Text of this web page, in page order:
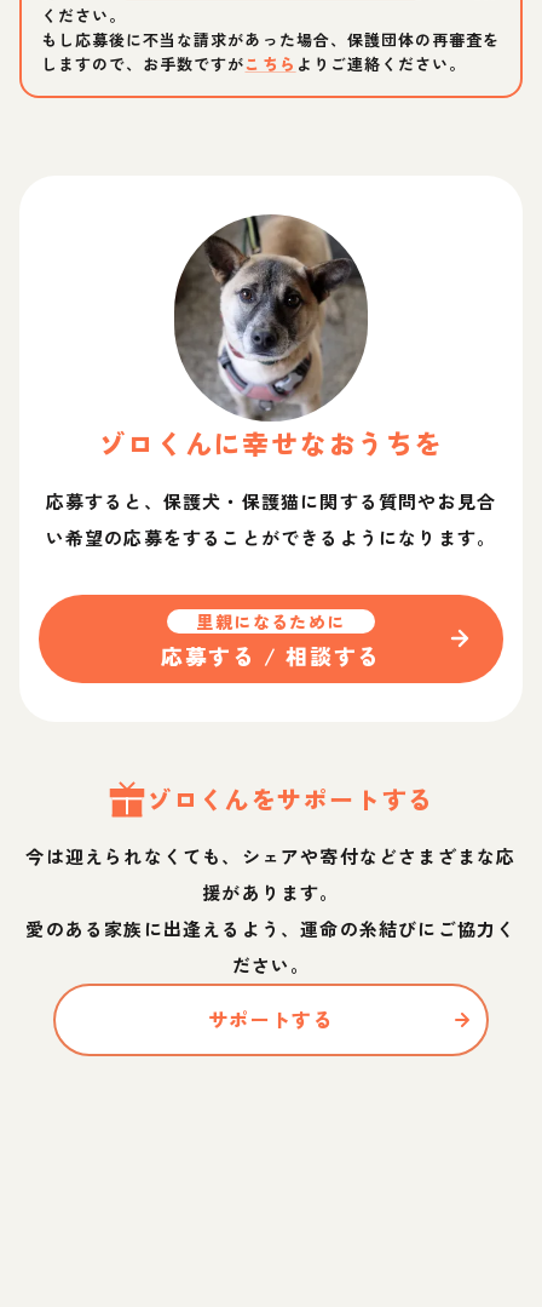
ください。
もし応募後に不当な請求があった場合、保護団体の再審査を
しますので、お手数ですがこちら よりご連絡ください。
ゾロ くんに幸せなおうちを
応募すると、保護犬・保護猫に関する質問やお見合
い希望の応募をすることができるようになります。
里親になるために
応募する / 相談する
ゾロ くんをサポートする
今は迎えられなくても、シェアや寄付などさまざまな応
援があります。
愛のある家族に出逢えるよう、運命の糸結びにご協力く
ださい。
サポートする